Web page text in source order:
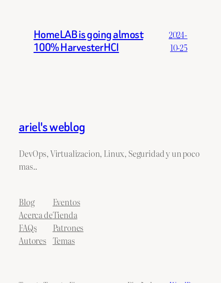
HomeLAB is going almost
100% HarvesterHCI
2024-
10-25
ariel's weblog
DevOps, Virtualizacion, Linux, Seguridad y un poco
mas..
Blog
Acerca de
FAQs
Autores
Eventos
Tienda
Patrones
Temas